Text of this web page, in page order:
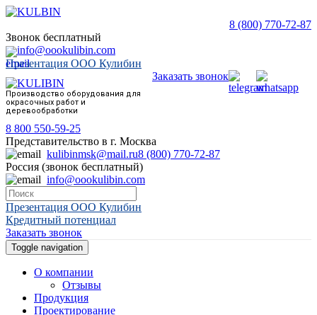
8 (800) 770-72-87
Звонок бесплатный
info@oookulibin.com
Презентация ООО Кулибин
Заказать звонок
Производство оборудования для
окрасочных работ и
деревообработки
8 800 550-59-25
Представительство в г. Москва
kulibinmsk@mail.ru8 (800) 770-72-87
Россия (звонок бесплатный)
info@oookulibin.com
Презентация ООО Кулибин
Кредитный потенциал
Заказать звонок
Toggle navigation
О компании
Отзывы
Продукция
Проектирование